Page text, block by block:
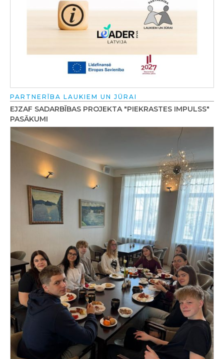
PARTNERĪBA LAUKIEM UN JŪRAI
EJZAF SADARBĪBAS PROJEKTA "PIEKRASTES IMPULSS"
PASĀKUMI